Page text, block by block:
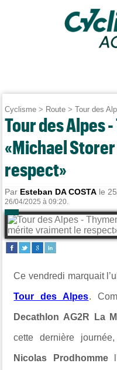
Cyclisme > Route >Tour des
Tour des Alpes
«Michael
respect»
Par Esteban DA COSTA le
26/04/2025 à 09:20.
Ce vendredi marquait
Tour des Alpes.
Decathlon AG2R La
cette dernière
Nicolas Prodhomme